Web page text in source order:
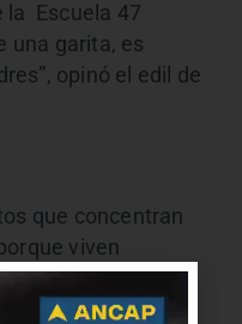
la Escuela 47
una garita, es
opinó el edil de
que concentran
viven
es el caso de la
La Armenia,